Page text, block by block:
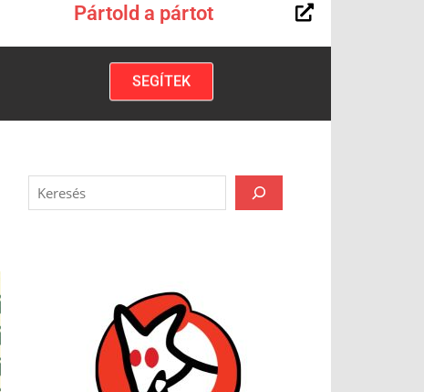
Pártold a pártot
SEGÍTEK